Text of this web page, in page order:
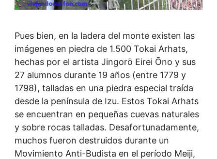
Pues bien, en la ladera del monte existen las
imágenes en piedra de 1.500 Tokai Arhats,
hechas por el artista Jingorō Eirei Ōno y sus
27 alumnos durante 19 años (entre 1779 y
1798), talladas en una piedra especial traída
desde la península de Izu. Estos Tokai Arhats
se encuentran en pequeñas cuevas naturales
y sobre rocas talladas. Desafortunadamente,
muchos fueron destruidos durante un
Movimiento Anti-Budista en el período Meiji,